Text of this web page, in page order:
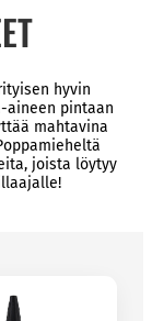
hyvin
aineen pintaan
mahtavina
joista löytyy